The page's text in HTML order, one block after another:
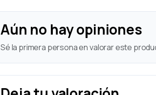
Aún no hay opiniones
Sé la primera persona en valorar este